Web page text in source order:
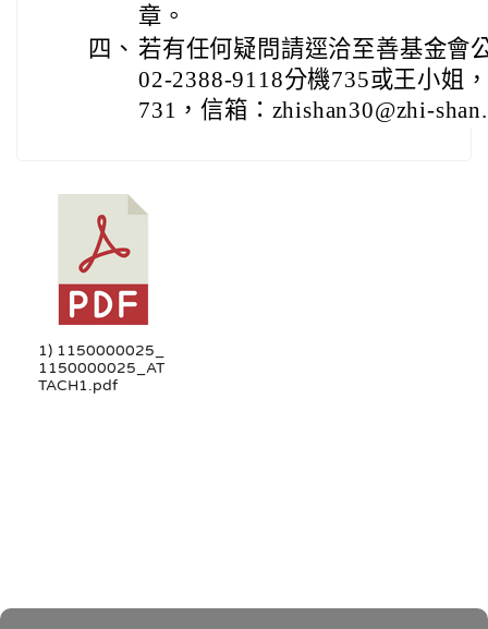
章。
四、 若有任何疑問請逕洽至善基金會
02-2388-9118分機735或王小姐
731，信箱：zhishan30@zhi-
1) 1150000025_
1150000025_AT
TACH1.pdf